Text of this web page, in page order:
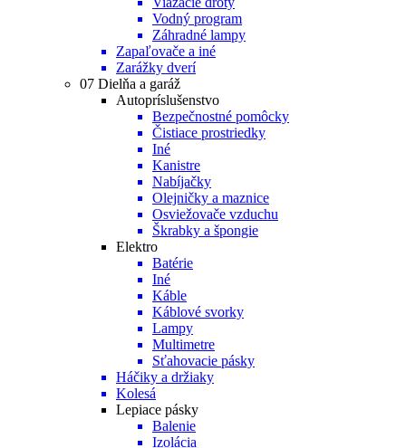
Vodný program
Záhradné lampy
Zapaľovače a iné
Zarážky dverí
07 Dielňa a garáž
Autopríslušenstvo
Bezpečnostné pomôcky
Čistiace prostriedky
Iné
Kanistre
Nabíjačky
Olejničky a maznice
Osviežovače vzduchu
Škrabky a špongie
Elektro
Batérie
Iné
Káble
Káblové svorky
Lampy
Multimetre
Sťahovacie pásky
Háčiky a držiaky
Kolesá
Lepiace pásky
Balenie
Izolácia